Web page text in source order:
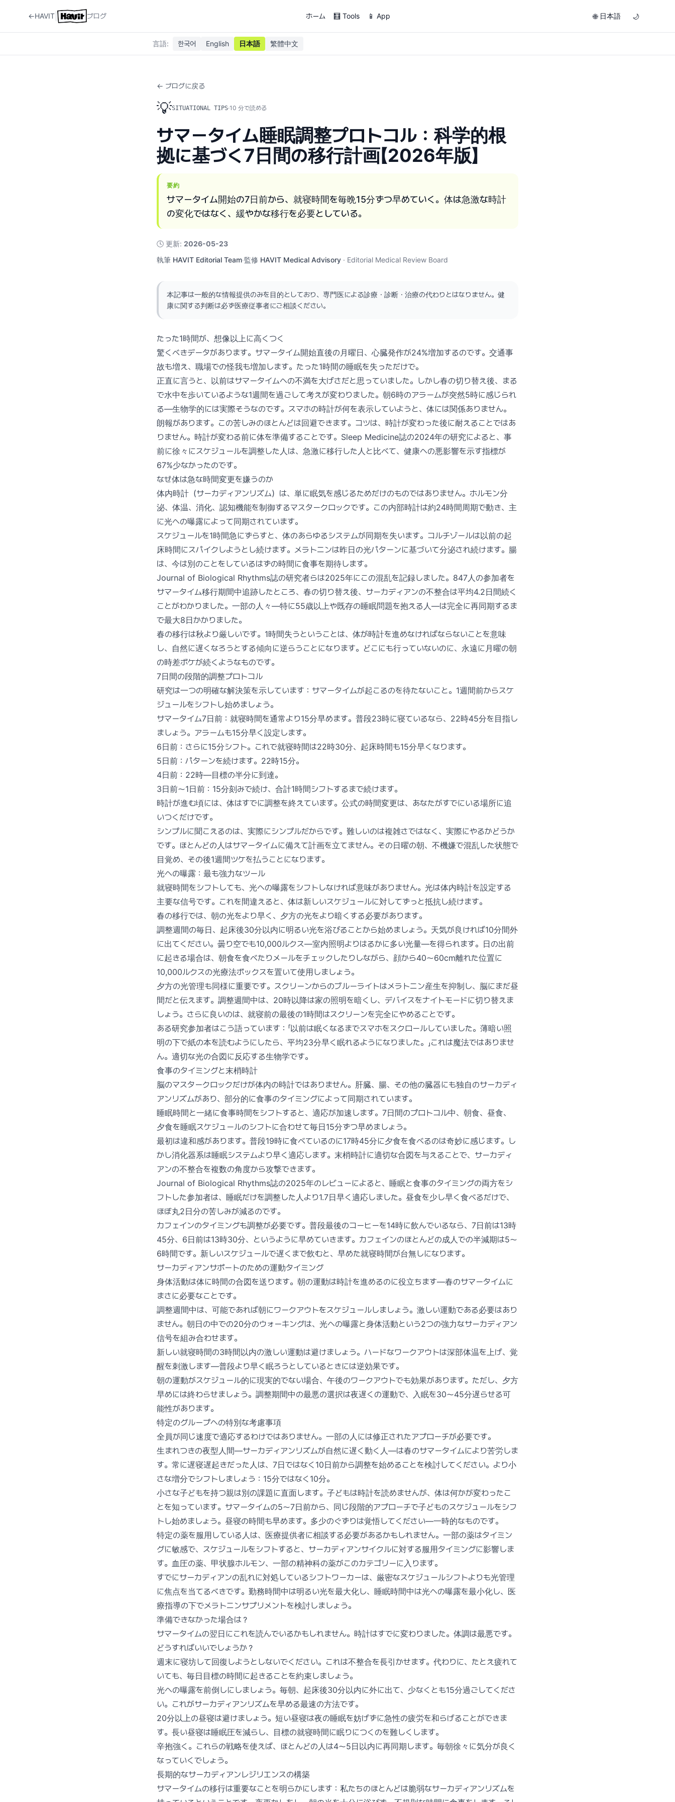
←HAVIT ブログ ホーム 🧮 Tools 📱 App 🌐 日本語 🌙
言語: 한국어 English 日本語 繁體中文
← ブログに戻る
💡SITUATIONAL TIPS·10 分で読める
サマータイム睡眠調整プロトコル：科学的根
拠に基づく7日間の移行計画【2026年版】
要約
サマータイム開始の7日前から、就寝時間を毎晩15分ずつ早めていく。体は急激な時計
の変化ではなく、緩やかな移行を必要としている。
🕓 更新: 2026-05-23
執筆 HAVIT Editorial Team·監修 HAVIT Medical Advisory · Editorial Medical Review Board
本記事は一般的な情報提供のみを目的としており、専門医による診療・診断・治療の代わりとはなりません。健
康に関する判断は必ず医療従事者にご相談ください。
たった1時間が、想像以上に高くつく
驚くべきデータがあります。サマータイム開始直後の月曜日、心臓発作が24%増加するのです。交通事
故も増え、職場での怪我も増加します。たった1時間の睡眠を失っただけで。
正直に言うと、以前はサマータイムへの不満を大げさだと思っていました。しかし春の切り替え後、まる
で水中を歩いているような1週間を過ごして考えが変わりました。朝6時のアラームが突然5時に感じられ
る—生物学的には実際そうなのです。スマホの時計が何を表示していようと、体には関係ありません。
朗報があります。この苦しみのほとんどは回避できます。コツは、時計が変わった後に耐えることではあ
りません。時計が変わる前に体を準備することです。Sleep Medicine誌の2024年の研究によると、事
前に徐々にスケジュールを調整した人は、急激に移行した人と比べて、健康への悪影響を示す指標が
67%少なかったのです。
なぜ体は急な時間変更を嫌うのか
体内時計（サーカディアンリズム）は、単に眠気を感じるためだけのものではありません。ホルモン分
泌、体温、消化、認知機能を制御するマスタークロックです。この内部時計は約24時間周期で動き、主
に光への曝露によって同期されています。
スケジュールを1時間急にずらすと、体のあらゆるシステムが同期を失います。コルチゾールは以前の起
床時間にスパイクしようとし続けます。メラトニンは昨日の光パターンに基づいて分泌され続けます。腸
は、今は別のことをしているはずの時間に食事を期待します。
Journal of Biological Rhythms誌の研究者らは2025年にこの混乱を記録しました。847人の参加者を
サマータイム移行期間中追跡したところ、春の切り替え後、サーカディアンの不整合は平均4.2日間続く
ことがわかりました。一部の人々—特に55歳以上や既存の睡眠問題を抱える人—は完全に再同期するま
で最大8日かかりました。
春の移行は秋より厳しいです。1時間失うということは、体が時計を進めなければならないことを意味
し、自然に遅くなろうとする傾向に逆らうことになります。どこにも行っていないのに、永遠に月曜の朝
の時差ボケが続くようなものです。
7日間の段階的調整プロトコル
研究は一つの明確な解決策を示しています：サマータイムが起こるのを待たないこと。1週間前からスケ
ジュールをシフトし始めましょう。
サマータイム7日前：就寝時間を通常より15分早めます。普段23時に寝ているなら、22時45分を目指し
ましょう。アラームも15分早く設定します。
6日前：さらに15分シフト。これで就寝時間は22時30分、起床時間も15分早くなります。
5日前：パターンを続けます。22時15分。
4日前：22時—目標の半分に到達。
3日前〜1日前：15分刻みで続け、合計1時間シフトするまで続けます。
時計が進む頃には、体はすでに調整を終えています。公式の時間変更は、あなたがすでにいる場所に追
いつくだけです。
シンプルに聞こえるのは、実際にシンプルだからです。難しいのは複雑さではなく、実際にやるかどうか
です。ほとんどの人はサマータイムに備えて計画を立てません。その日曜の朝、不機嫌で混乱した状態で
目覚め、その後1週間ツケを払うことになります。
光への曝露：最も強力なツール
就寝時間をシフトしても、光への曝露をシフトしなければ意味がありません。光は体内時計を設定する
主要な信号です。これを間違えると、体は新しいスケジュールに対してずっと抵抗し続けます。
春の移行では、朝の光をより早く、夕方の光をより暗くする必要があります。
調整週間の毎日、起床後30分以内に明るい光を浴びることから始めましょう。天気が良ければ10分間外
に出てください。曇り空でも10,000ルクス—室内照明よりはるかに多い光量—を得られます。日の出前
に起きる場合は、朝食を食べたりメールをチェックしたりしながら、顔から40〜60cm離れた位置に
10,000ルクスの光療法ボックスを置いて使用しましょう。
夕方の光管理も同様に重要です。スクリーンからのブルーライトはメラトニン産生を抑制し、脳にまだ昼
間だと伝えます。調整週間中は、20時以降は家の照明を暗くし、デバイスをナイトモードに切り替えま
しょう。さらに良いのは、就寝前の最後の1時間はスクリーンを完全にやめることです。
ある研究参加者はこう語っています：「以前は眠くなるまでスマホをスクロールしていました。薄暗い照
明の下で紙の本を読むようにしたら、平均23分早く眠れるようになりました。」これは魔法ではありませ
ん。適切な光の合図に反応する生物学です。
食事のタイミングと末梢時計
脳のマスタークロックだけが体内の時計ではありません。肝臓、腸、その他の臓器にも独自のサーカディ
アンリズムがあり、部分的に食事のタイミングによって同期されています。
睡眠時間と一緒に食事時間をシフトすると、適応が加速します。7日間のプロトコル中、朝食、昼食、
夕食を睡眠スケジュールのシフトに合わせて毎日15分ずつ早めましょう。
最初は違和感があります。普段19時に食べているのに17時45分に夕食を食べるのは奇妙に感じます。し
かし消化器系は睡眠システムより早く適応します。末梢時計に適切な合図を与えることで、サーカディ
アンの不整合を複数の角度から攻撃できます。
Journal of Biological Rhythms誌の2025年のレビューによると、睡眠と食事のタイミングの両方をシ
フトした参加者は、睡眠だけを調整した人より1.7日早く適応しました。昼食を少し早く食べるだけで、
ほぼ丸2日分の苦しみが減るのです。
カフェインのタイミングも調整が必要です。普段最後のコーヒーを14時に飲んでいるなら、7日前は13時
45分、6日前は13時30分、というように早めていきます。カフェインのほとんどの成人での半減期は5〜
6時間です。新しいスケジュールで遅くまで飲むと、早めた就寝時間が台無しになります。
サーカディアンサポートのための運動タイミング
身体活動は体に時間の合図を送ります。朝の運動は時計を進めるのに役立ちます—春のサマータイムに
まさに必要なことです。
調整週間中は、可能であれば朝にワークアウトをスケジュールしましょう。激しい運動である必要はあり
ません。朝日の中での20分のウォーキングは、光への曝露と身体活動という2つの強力なサーカディアン
信号を組み合わせます。
新しい就寝時間の3時間以内の激しい運動は避けましょう。ハードなワークアウトは深部体温を上げ、覚
醒を刺激します—普段より早く眠ろうとしているときには逆効果です。
朝の運動がスケジュール的に現実的でない場合、午後のワークアウトでも効果があります。ただし、夕方
早めには終わらせましょう。調整期間中の最悪の選択は夜遅くの運動で、入眠を30〜45分遅らせる可
能性があります。
特定のグループへの特別な考慮事項
全員が同じ速度で適応するわけではありません。一部の人には修正されたアプローチが必要です。
生まれつきの夜型人間—サーカディアンリズムが自然に遅く動く人—は春のサマータイムにより苦労しま
す。常に遅寝遅起きだった人は、7日ではなく10日前から調整を始めることを検討してください。より小
さな増分でシフトしましょう：15分ではなく10分。
小さな子どもを持つ親は別の課題に直面します。子どもは時計を読めませんが、体は何かが変わったこ
とを知っています。サマータイムの5〜7日前から、同じ段階的アプローチで子どものスケジュールをシフ
トし始めましょう。昼寝の時間も早めます。多少のぐずりは覚悟してください—一時的なものです。
特定の薬を服用している人は、医療提供者に相談する必要があるかもしれません。一部の薬はタイミン
グに敏感で、スケジュールをシフトすると、サーカディアンサイクルに対する服用タイミングに影響しま
す。血圧の薬、甲状腺ホルモン、一部の精神科の薬がこのカテゴリーに入ります。
すでにサーカディアンの乱れに対処しているシフトワーカーは、厳密なスケジュールシフトよりも光管理
に焦点を当てるべきです。勤務時間中は明るい光を最大化し、睡眠時間中は光への曝露を最小化し、医
療指導の下でメラトニンサプリメントを検討しましょう。
準備できなかった場合は？
サマータイムの翌日にこれを読んでいるかもしれません。時計はすでに変わりました。体調は最悪です。
どうすればいいでしょうか？
週末に寝坊して回復しようとしないでください。これは不整合を長引かせます。代わりに、たとえ疲れて
いても、毎日目標の時間に起きることを約束しましょう。
光への曝露を前倒しにしましょう。毎朝、起床後30分以内に外に出て、少なくとも15分過ごしてくださ
い。これがサーカディアンリズムを早める最速の方法です。
20分以上の昼寝は避けましょう。短い昼寝は夜の睡眠を妨げずに急性の疲労を和らげることができま
す。長い昼寝は睡眠圧を減らし、目標の就寝時間に眠りにつくのを難しくします。
辛抱強く。これらの戦略を使えば、ほとんどの人は4〜5日以内に再同期します。毎朝徐々に気分が良く
なっていくでしょう。
長期的なサーカディアンレジリエンスの構築
サマータイムの移行は重要なことを明らかにします：私たちのほとんどは脆弱なサーカディアンリズムを